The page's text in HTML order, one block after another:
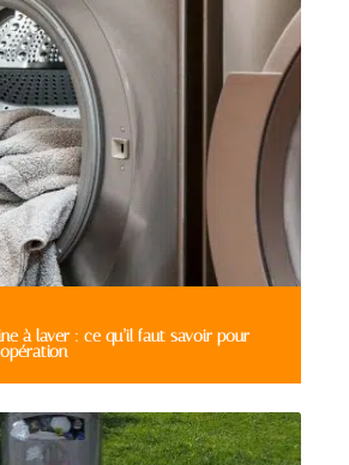
à laver : ce qu’il faut savoir pour